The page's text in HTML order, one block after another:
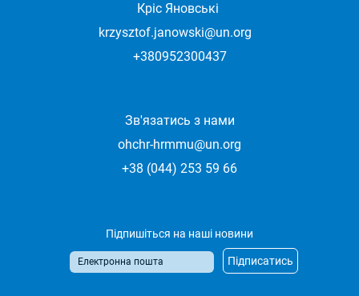
Кріс Яновські
krzysztof.janowski@un.org
+380952300437
Зв'язатись з нами
ohchr-hrmmu@un.org
+38 (044) 253 59 66
Підпишіться на наші новини